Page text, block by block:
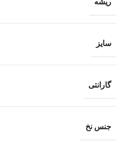
سایز
گارانتی
جنس نخ